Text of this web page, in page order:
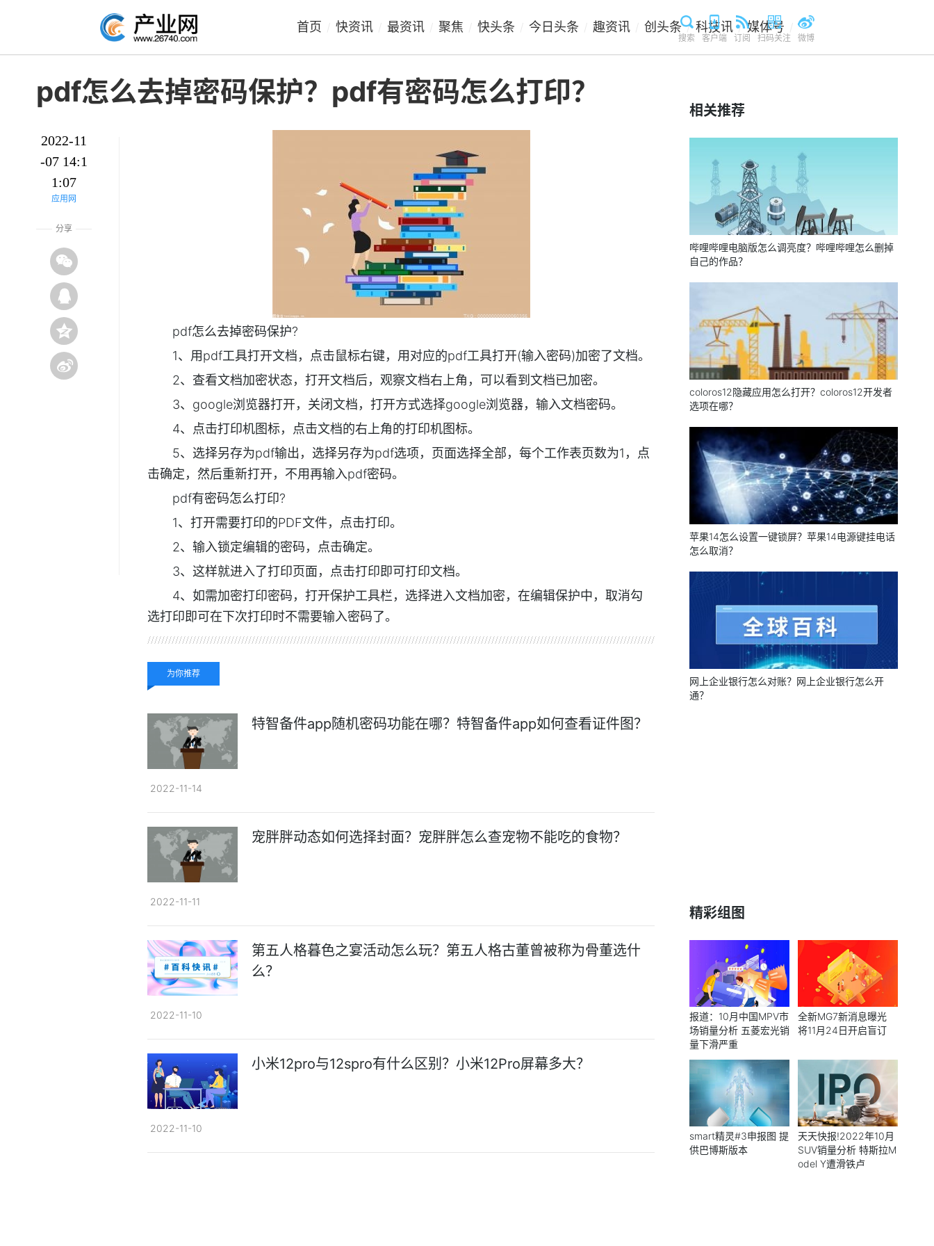
首页 快资讯 最资讯 聚焦 快头条 今日头条 趣资讯 创头条 / 科技讯 / 媒体号
搜索 客户端 订阅 扫码关注 微博
pdf怎么去掉密码保护？pdf有密码怎么打印？
2022-11
-07 14:1
1:07
应用网
分享
pdf怎么去掉密码保护?
1、用pdf工具打开文档，点击鼠标右键，用对应的pdf工具打开(输入密码)加密了文档。
2、查看文档加密状态，打开文档后，观察文档右上角，可以看到文档已加密。
3、google浏览器打开，关闭文档，打开方式选择google浏览器，输入文档密码。
4、点击打印机图标，点击文档的右上角的打印机图标。
5、选择另存为pdf输出，选择另存为pdf选项，页面选择全部，每个工作表页数为1，点
击确定，然后重新打开，不用再输入pdf密码。
pdf有密码怎么打印?
1、打开需要打印的PDF文件，点击打印。
2、输入锁定编辑的密码，点击确定。
3、这样就进入了打印页面，点击打印即可打印文档。
4、如需加密打印密码，打开保护工具栏，选择进入文档加密，在编辑保护中，取消勾
选打印即可在下次打印时不需要输入密码了。
为你推荐
特智备件app随机密码功能在哪？特智备件app如何查看证件图？
2022-11-14
宠胖胖动态如何选择封面？宠胖胖怎么查宠物不能吃的食物？
2022-11-11
第五人格暮色之宴活动怎么玩？第五人格古董曾被称为骨董选什
么？
2022-11-10
小米12pro与12spro有什么区别？小米12Pro屏幕多大？
2022-11-10
相关推荐
哔哩哔哩电脑版怎么调亮度？哔哩哔哩怎么删掉
自己的作品？
coloros12隐藏应用怎么打开？coloros12开发者
选项在哪？
苹果14怎么设置一键锁屏？苹果14电源键挂电话
怎么取消？
网上企业银行怎么对账？网上企业银行怎么开
通？
精彩组图
报道：10月中国MPV市
场销量分析 五菱宏光销
量下滑严重
全新MG7新消息曝光
将11月24日开启盲订
smart精灵#3申报图 提
供巴博斯版本
天天快报!2022年10月
SUV销量分析 特斯拉M
odel Y遭滑铁卢